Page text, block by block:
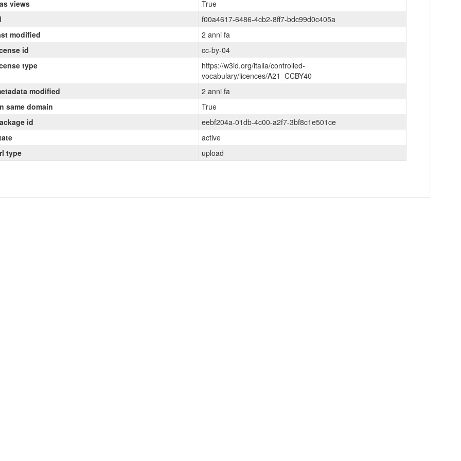
views
True
f00a4617-6486-4cb2-8ff7-bdc99d0c405a
modified
2 anni fa
id
cc-by-04
type
https://w3id.org/italia/controlled-
vocabulary/licences/A21_CCBY40
modified
2 anni fa
same domain
True
id
eebf204a-01db-4c00-a2f7-3bf8c1e501ce
active
type
upload